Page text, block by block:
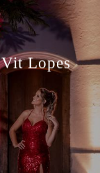
Vit Lopes